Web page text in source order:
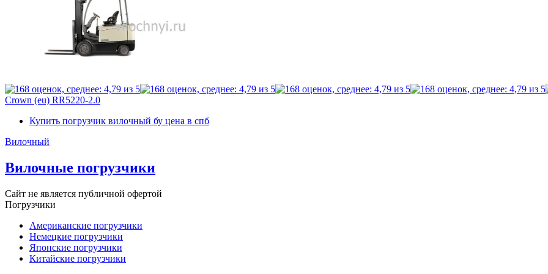
Crown (eu) RR5220-2.0
Купить погрузчик вилочный бу цена в спб
Вилочный
Вилочные погрузчики
Сайт не является публичной офертой
Погрузчики
Американские погрузчики
Немецкие погрузчики
Японские погрузчики
Китайские погрузчики